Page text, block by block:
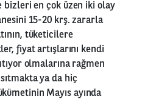
bizleri en çok üzen iki olay
15-20 krş. zararla
tüketicilere
fiyat artışlarını kendi
olmalarına rağmen
ya da hiç
Mayıs ayında